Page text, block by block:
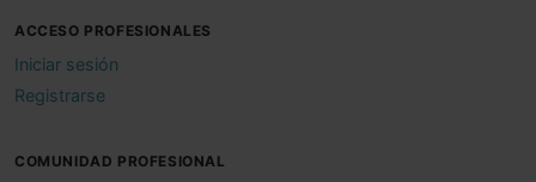
ACCESO PROFESIONALES
Iniciar sesión
Registrarse
COMUNIDAD PROFESIONAL